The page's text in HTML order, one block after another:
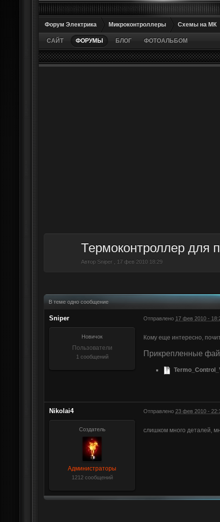
Форум Электрика Микроконтроллеры Схемы на МК
САЙТ ФОРУМЫ БЛОГ ФОТОАЛЬБОМ
Термоконтроллер для
Автор Sniper , 17 фев 2010 18:29
В теме одно сообщение
Sniper Отправлено 17 фев 2010 -
Новичок
Пользователи
1 сообщений
Кому еще интересно,
Прикрепленные
Nikolai4 Отправлено 23 фев 2010 -
Создатель
Администраторы
1212 сообщений
слишком много деталей,